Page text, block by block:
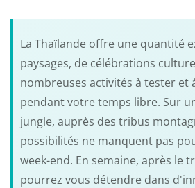
La Thaïlande offre une quantité
paysages, de célébrations
nombreuses activités à tester et
pendant votre temps libre. Sur
jungle, auprès des tribus
possibilités ne manquent pas
week-end. En semaine, après le
pourrez vous détendre dans